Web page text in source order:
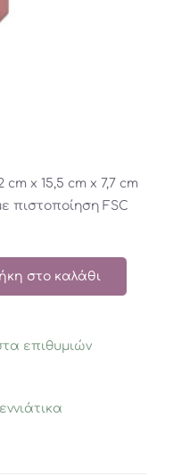
x 15,5 cm x 7,7 cm
πιστοποίηση FSC
στο καλάθι
επιθυμιών